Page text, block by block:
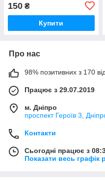
150 ₴
Купити
Про нас
98% позитивних з 170
Працює з 29.07.2019
м. Дніпро
проспект Героїв 3,
Контакти
Сьогодні працює з
Показати весь графік